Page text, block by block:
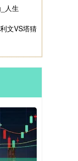
人生
文VS塔猜